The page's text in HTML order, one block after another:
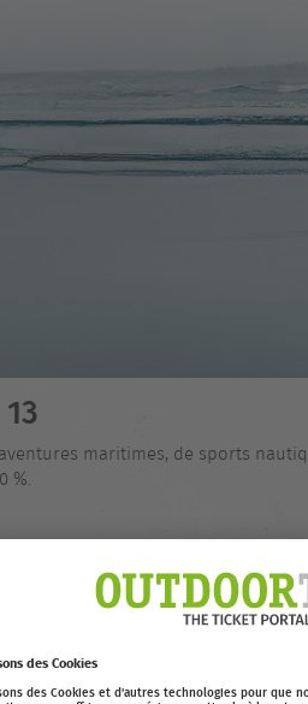
maritimes, de sports
%.